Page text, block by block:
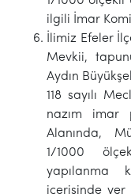
ilgili İmar
İlimiz Efeler
Mevkii,
Aydın
118 sayılı
nazım imar
Alanında,
1/1000
yapılanma
içerisinde yer